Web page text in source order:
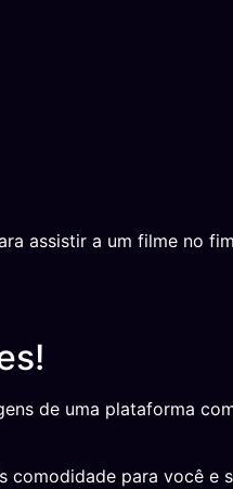
assistir a um filme no
de uma plataforma
comodidade para você e